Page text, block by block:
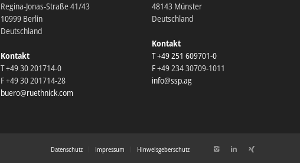
Regina-Jonas-Straße 41/43
10999 Berlin
Deutschland
Kontakt
T +49 30 201714-0
F +49 30 201714-28
buero@ruethnick.com
48143 Münster
Deutschland
Kontakt
T +49 251 609701-0
F +49 234 30709-1011
info@ssp.ag
Datenschutz Impressum Hinweisgeberschutz